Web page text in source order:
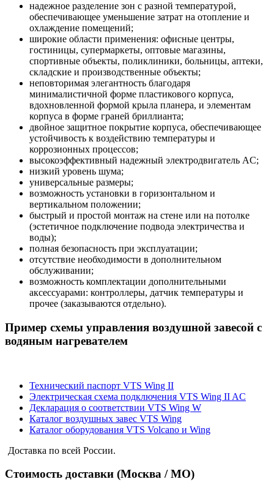
надежное разделение зон с разной температурой,
обеспечивающее уменьшение затрат на отопление и
охлаждение помещений;
широкие области применения: офисные центры,
гостиницы, супермаркеты, оптовые магазины,
спортивные объекты, поликлиники, больницы, аптеки,
складские и производственные объекты;
неповторимая элегантность благодаря
минималистичной форме пластикового корпуса,
вдохновленной формой крыла планера, и элементам
корпуса в форме граней бриллианта;
двойное защитное покрытие корпуса, обеспечивающее
устойчивость к воздействию температуры и
коррозионных процессов;
высокоэффективный надежный электродвигатель AC;
низкий уровень шума;
универсальные размеры;
возможность установки в горизонтальном и
вертикальном положении;
быстрый и простой монтаж на стене или на потолке
(эстетичное подключение подвода электричества и
воды);
полная безопасность при эксплуатации;
отсутствие необходимости в дополнительном
обслуживании;
возможность комплектации дополнительными
аксессуарами: контроллеры, датчик температуры и
прочее (заказываются отдельно).
Пример схемы управления воздушной завесой с
водяным нагревателем
Технический паспорт VTS Wing II
Электрическая схема подключения VTS Wing II AC
Декларация о соответствии VTS Wing W
Каталог воздушных завес VTS Wing
Каталог оборудования VTS Volcano и Wing
Доставка по всей России.
Стоимость доставки (Москва / МО)